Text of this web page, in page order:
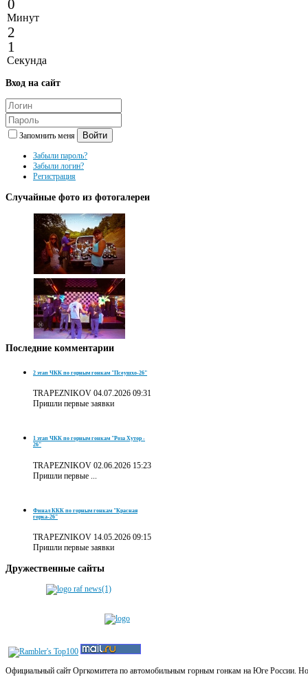
0
Минут
2
1
Секунда
Вход на сайт
Запомнить меня Войти
Забыли пароль?
Забыли логин?
Регистрация
Случайные фото из фотогалереи
Последние комментарии
2 этап ЧКК по горным гонкам "Псеушхо-26"
TRAPEZNIKOV 04.07.2026 09:31
Пришли первые заявки
1 этап ЧКК по горным гонкам "Роза Хутор -
26"
TRAPEZNIKOV 02.06.2026 15:23
Пришли первые ...
Финал ККК по горным гонкам "Красная
горка-26"
TRAPEZNIKOV 14.05.2026 09:15
Пришли первые заявки
Дружественные сайты
Официальный сайт Оргкомитета по автомобильным горным гонкам на Юге России.